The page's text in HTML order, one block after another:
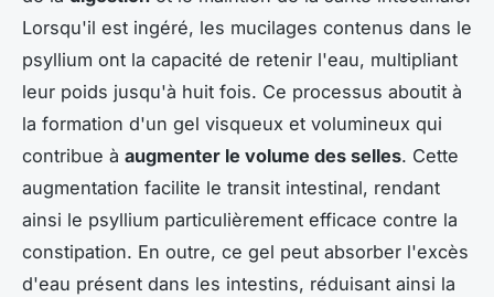
Lorsqu'il est ingéré, les mucilages contenus dans le
psyllium ont la capacité de retenir l'eau, multipliant
leur poids jusqu'à huit fois. Ce processus aboutit à
la formation d'un gel visqueux et volumineux qui
contribue à augmenter le volume des selles. Cette
augmentation facilite le transit intestinal, rendant
ainsi le psyllium particulièrement efficace contre la
constipation. En outre, ce gel peut absorber l'excès
d'eau présent dans les intestins, réduisant ainsi la